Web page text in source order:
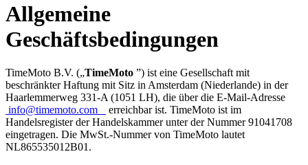
Allgemeine
Geschäftsbedingungen
TimeMoto B.V. („TimeMoto ”) ist eine Gesellschaft mit
beschränkter Haftung mit Sitz in Amsterdam (Niederlande) in der
Haarlemmerweg 331-A (1051 LH), die über die E-Mail-Adresse
info@timemoto.com
erreichbar ist. TimeMoto ist im
Handelsregister der Handelskammer unter der Nummer 91041708
eingetragen. Die MwSt.-Nummer von TimeMoto lautet
NL865535012B01.